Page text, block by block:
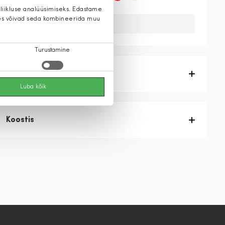
analüüsimiseks. Edastame
võivad seda kombineerida muu
Turustamine
Luba kõik
Tootekirjeldus
Koostis